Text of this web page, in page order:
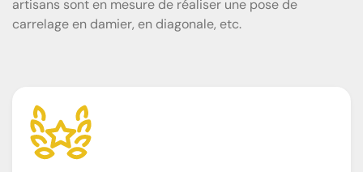
artisans sont en mesure de réaliser une pose de
carrelage en damier, en diagonale, etc.